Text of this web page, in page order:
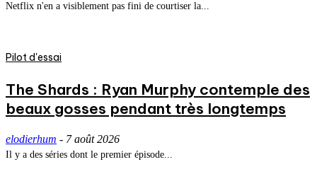
Netflix n'en a visiblement pas fini de courtiser la...
Pilot d'essai
The Shards : Ryan Murphy contemple des
beaux gosses pendant très longtemps
elodierhum - 7 août 2026
Il y a des séries dont le premier épisode...